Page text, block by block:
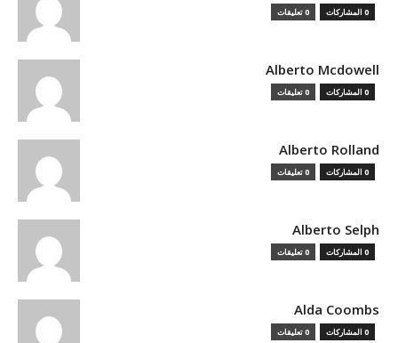
0 المشاركات 0 تعليقات
Alberto Mcdowell
0 المشاركات 0 تعليقات
Alberto Rolland
0 المشاركات 0 تعليقات
Alberto Selph
0 المشاركات 0 تعليقات
Alda Coombs
0 المشاركات 0 تعليقات